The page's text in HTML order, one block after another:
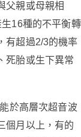
父親或母親相
16種的不平衡轉
有超過2/3的機率
死胎或生下異常
於高層次超音波
個月以上 ， 有的